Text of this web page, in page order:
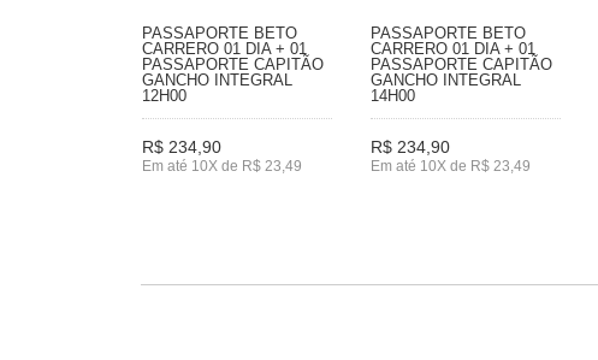
PASSAPORTE BETO
CARRERO 01 DIA + 01
PASSAPORTE CAPITÃO
GANCHO INTEGRAL
12H00
R$ 234,90
Em até 10X de R$ 23,49
PASSAPORTE BETO
CARRERO 01 DIA + 01
PASSAPORTE CAPITÃO
GANCHO INTEGRAL
14H00
R$ 234,90
Em até 10X de R$ 23,49